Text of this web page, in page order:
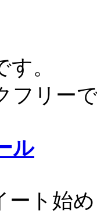
。
フリー
ル
ート始